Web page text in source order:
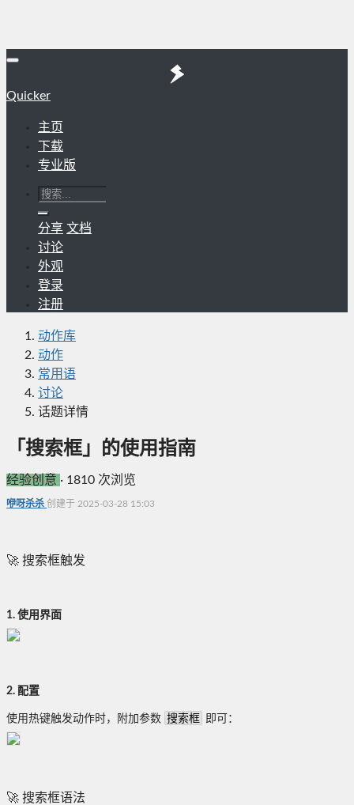
Quicker
主页
下载
专业版
分享 文档
讨论
外观
登录
注册
动作库
动作
常用语
讨论
话题详情
「搜索框」的使用指南
经验创意 · 1810 次浏览
咿呀杀杀 创建于 2025-03-28 15:03
🚀 搜索框触发
1. 使用界面
2. 配置
使用热键触发动作时，附加参数 搜索框 即可：
🚀 搜索框语法